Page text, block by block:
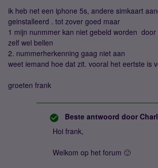
ik heb net een iphone 5s, andere simkaart
geinstalleerd . tot zover goed maar
1 mijn nunmmer kan niet gebeld worden door
zelf wel bellen
2. nummerherkenning gaag niet aan
weet iemand hoe dat zit. vooral het eertste is
groeten frank
Beste antwoord door
Hoi frank,
Welkom op het forum 🙂